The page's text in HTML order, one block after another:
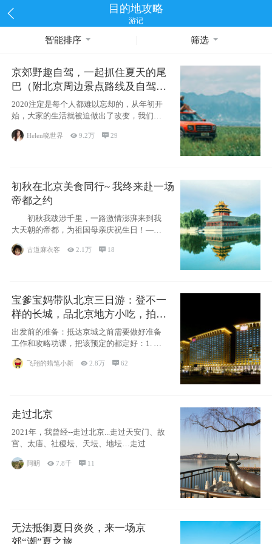
目的地攻略
游记
智能排序 筛选
京郊野趣自驾，一起抓住夏天的尾
巴（附北京周边景点路线及自驾攻
略）
2020注定是每个人都难以忘却的，从年初开
始，大家的生活就被迫做出了改变，我们也
不例外。本来双双辞职是为
Helen晓世界 9.2万 29
初秋在北京美食同行~ 我终来赴一场
帝都之约
初秋我跋涉千里，一路激情澎湃来到我
大天朝的帝都，为祖国母亲庆祝生日！——
古道麻衣客 2.1万  18
宝爹宝妈带队北京三日游：登不一
样的长城，品北京地方小吃，拍盘
古七星夜景！
出发前的准备：抵达京城之前需要做好准备
工作和攻略功课，把该预定的都定好：1. 酒
飞翔的蜡笔小新 2.8万 62
走过北京
2021年，我曾经--走过北京...走过天安门、故
宫、太庙、社稷坛、天坛、地坛…走过
阿眀 7.8千  11
无法抵御夏日炎炎，来一场京